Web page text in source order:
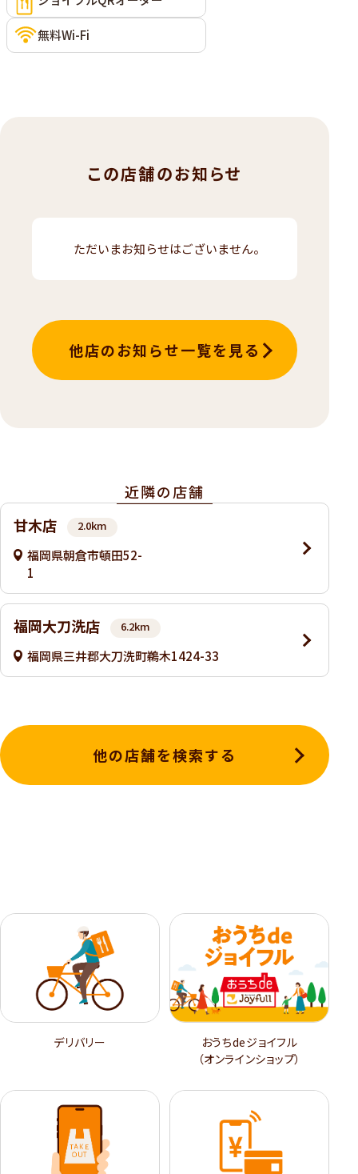
無料Wi-Fi
この店舗のお知らせ
ただいまお知らせはございません。
他店のお知らせ一覧を見る
近隣の店舗
甘木店
2.0km
福岡県朝倉市頓田52-
1
福岡大刀洗店 6.2km
福岡県三井郡大刀洗町鵜木1424-33
他の店舗を検索する
デリバリー
おうちdeジョイフル
（オンラインショップ）